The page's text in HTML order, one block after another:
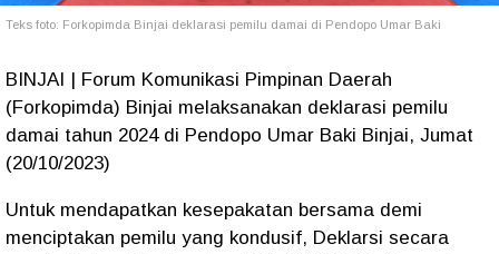
Teks foto: Forkopimda Binjai deklarasi pemilu damai di Pendopo Umar Baki
BINJAI | Forum Komunikasi Pimpinan Daerah
(Forkopimda) Binjai melaksanakan deklarasi pemilu
damai tahun 2024 di Pendopo Umar Baki Binjai, Jumat
(20/10/2023)
Untuk mendapatkan kesepakatan bersama demi
menciptakan pemilu yang kondusif, Deklarsi secara